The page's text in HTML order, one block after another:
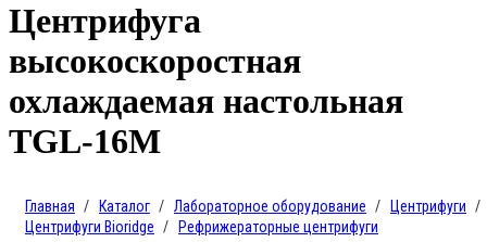
Центрифуга
высокоскоростная
охлаждаемая настольная
TGL-16M
Главная Каталог Лабораторное оборудование
Центрифуги
Центрифуги Bioridge
Рефрижераторные центрифуги